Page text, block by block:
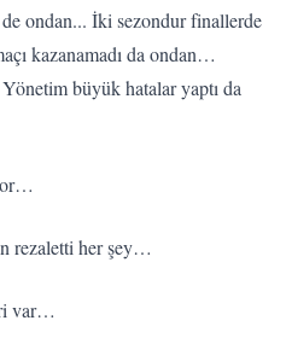
ondan... İki sezondur finallerde
kazanamadı da ondan…
büyük hatalar yaptı da
rezaletti her şey…
var…